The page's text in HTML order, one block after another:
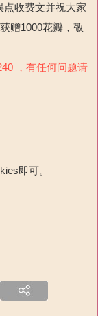
收费文并祝大家
赠1000花瓣，敬
，有任何问题请
即可。